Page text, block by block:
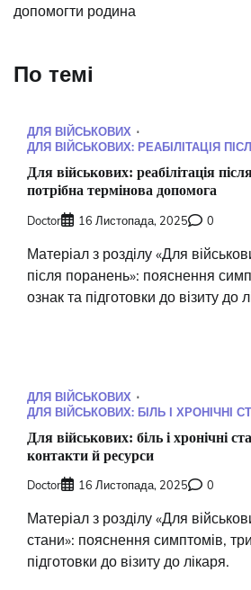
допомогти родина
По темі
ДЛЯ ВІЙСЬКОВИХ
ДЛЯ ВІЙСЬКОВИХ: РЕАБІЛІТАЦІЯ
Для військових: реабілітація
потрібна термінова допомога
Doctor 16 Листопада, 2025 0
Матеріал з розділу «Для
після поранень»: пояснення
ознак та підготовки до візиту до
ДЛЯ ВІЙСЬКОВИХ
ДЛЯ ВІЙСЬКОВИХ: БІЛЬ І ХРОНІЧНІ
Для військових: біль і хронічні
контакти й ресурси
Doctor 16 Листопада, 2025 0
Матеріал з розділу «Для
стани»: пояснення симптомів,
підготовки до візиту до лікаря.